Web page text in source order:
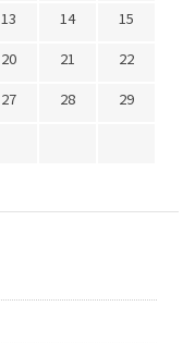
13 14
15
20 21
22
27 28
29